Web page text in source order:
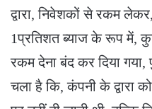
द्वारा, निवेशकों से रकम
1प्रतिशत ब्याज के रूप में,
रकम देना बंद कर दिया
चला है कि, कंपनी के द्वारा